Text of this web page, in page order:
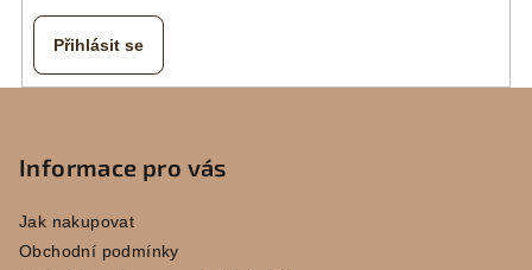
Přihlásit se
Informace pro vás
Jak nakupovat
Obchodní podmínky